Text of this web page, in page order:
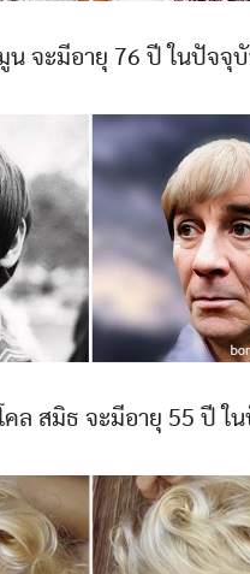
น จะมีอายุ 76 ปี ในปัจจุ
คล สมิธ จะมีอายุ 55 ปี ใ